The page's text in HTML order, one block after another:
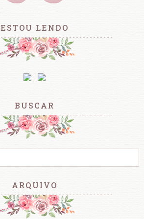
ESTOU LENDO
BUSCAR
ARQUIVO